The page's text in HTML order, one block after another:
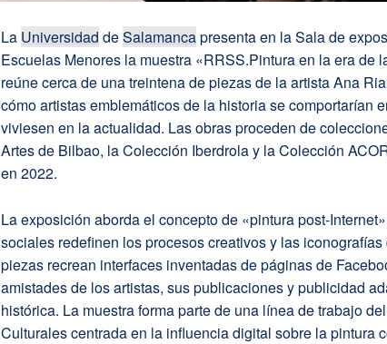
La Universidad deSalamancapresenta en la Sala de
Escuelas Menores la muestra «RRSS.Pintura en la era de
reúne cerca de una treintena de piezas de la artista Ana
cómo artistas emblemáticos de la historia se comportarían
viviesen en la actualidad. Las obras proceden de
Artes de Bilbao, la Colección Iberdrola y la Colección
en 2022.
La exposición aborda el concepto de «pintura post-
sociales redefinen los procesos creativos y las
piezas recrean interfaces inventadas de páginas de
amistades de los artistas, sus publicaciones y publicidad
histórica. La muestra forma parte de una línea de trabajo
Culturales centrada en la influencia digital sobre la pintura